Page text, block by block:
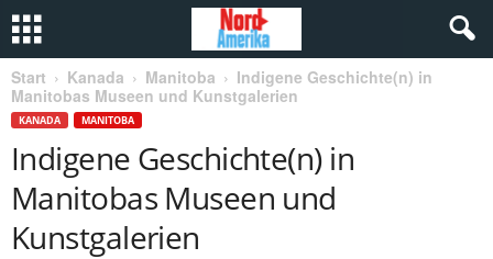
Start Kanada Manitoba
Indigene Geschichte(n) in
Manitobas Museen und Kunstgalerien
KANADA MANITOBA
Indigene Geschichte(n) in
Manitobas Museen und
Kunstgalerien